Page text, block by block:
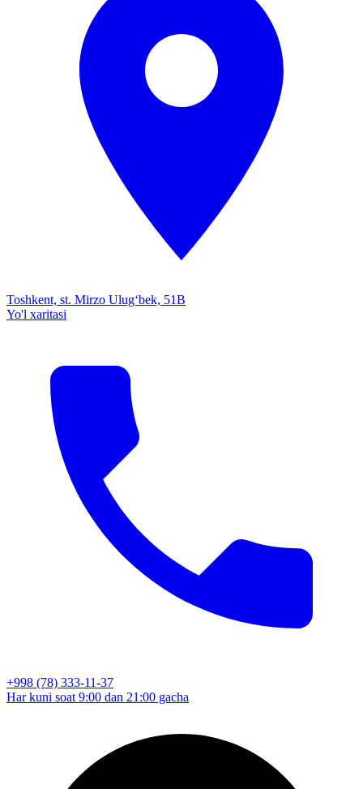
Toshkent, st. Mirzo Ulug‘bek, 51B
Yo'l xaritasi
+998 (78) 333-11-37
Har kuni soat 9:00 dan 21:00 gacha